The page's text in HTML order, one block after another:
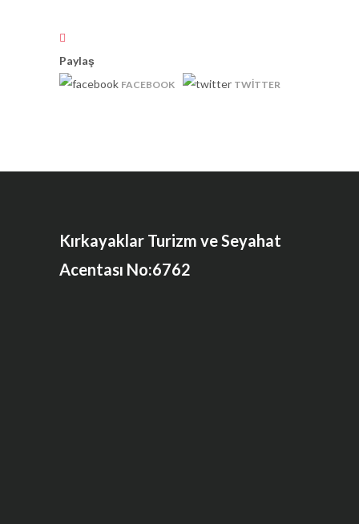
Paylaş
FACEBOOK TWITTER
Kırkayaklar Turizm ve Seyahat
Acentası No:6762